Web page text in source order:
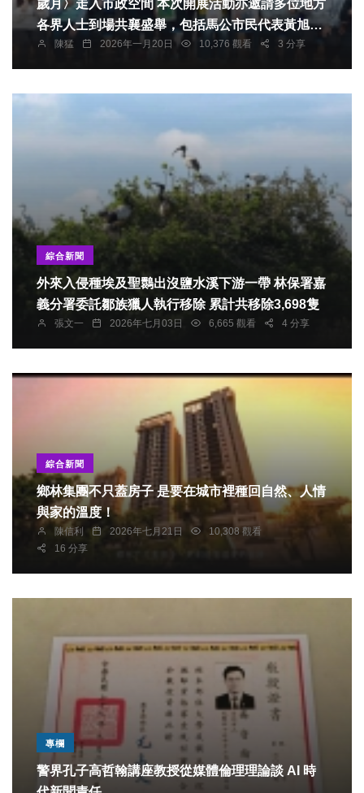
歲月〉走入市政空間 本次開展活動亦邀請多位地方
各界人士到場共襄盛舉，包括馬公市民代表黃旭
輝、澎湖縣政府參議洪棟霖、縣議員許國政服務處
助理許彥玲、前縣議員呂光宇、民進黨澎湖縣黨部
吉、趙翠蓮、許素雲、陳順再、蔡元在與「鯊魚叔
叔」等人士，一同走入市政空間，感受藝術與生活
陳猛 2026年一月20日 10,376 觀看 3 分享
綜合新聞
外來入侵種埃及聖䴉出沒鹽水溪下游一帶 林保署嘉
義分署委託鄒族獵人執行移除 累計共移除3,698隻
張文一 2026年七月03日 6,665 觀看 4 分享
綜合新聞
鄉林集團不只蓋房子 是要在城市裡種回自然、人情
與家的溫度！
陳信利 2026年七月21日
10,308 觀看
16 分享
專欄
警界孔子高哲翰講座教授從媒體倫理理論談 AI 時